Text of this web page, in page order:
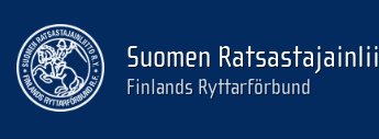
Suomen
Finlands Ryttarförbund